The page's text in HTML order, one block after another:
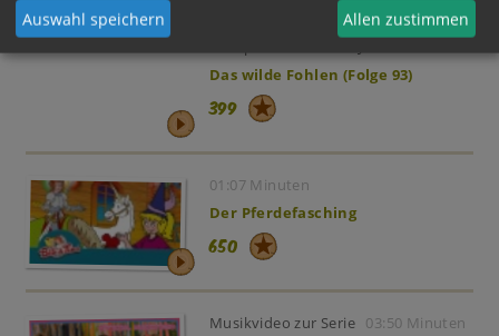
Das wilde Fohlen (Folge 93)
399
01:07 Minuten
Der Pferdefasching
650
Musikvideo zur Serie 03:50 Minuten
Auswahl speichern Allen zustimmen